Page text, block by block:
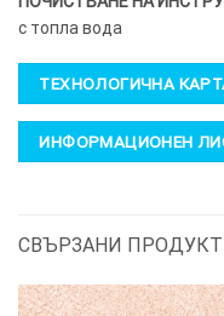
с топла вода
ТЕХНОЛОГИЧНА
ИНФОРМАЦИОНЕН
СВЪРЗАНИ